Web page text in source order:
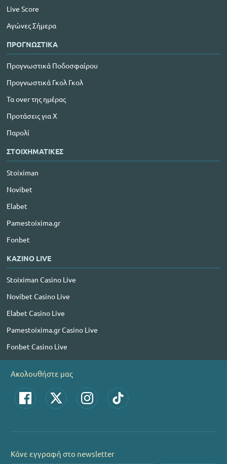
Live Score
Αγώνες Σήμερα
ΠΡΟΓΝΩΣΤΙΚΑ
Προγνωστικά Ποδοσφαίρου
Προγνωστικά Γκολ Γκολ
Τα over της ημέρας
Προτάσεις για Χ
Παρολί
ΣΤΟΙΧΗΜΑΤΙΚΕΣ
Stoiximan
Novibet
Elabet
Pamestoixima.gr
Fonbet
ΚΑΖΙΝΟ LIVE
Stoiximan Casino Live
Novibet Casino Live
Elabet Casino Live
Pamestoixima.gr Casino Live
Fonbet Casino Live
Ακολουθήστε μας
Κάνε εγγραφή στο newsletter